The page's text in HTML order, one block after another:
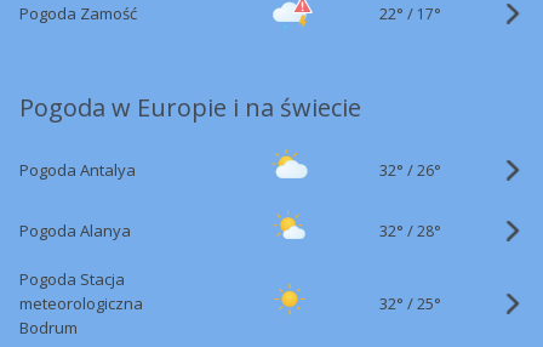
Pogoda Zamość 22° / 17°
Pogoda w Europie i na świecie
Pogoda Antalya 32° /26°
Pogoda Alanya 32° /28°
Pogoda Stacja
meteorologiczna
Bodrum
32° /25°